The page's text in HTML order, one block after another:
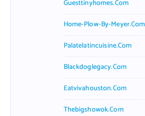
Guesttinyhomes.com
Home-Plow-By-Meyer.com
Palatelatincuisine.com
Blackdoglegacy.com
Eatvivahouston.com
Thebigshowok.com